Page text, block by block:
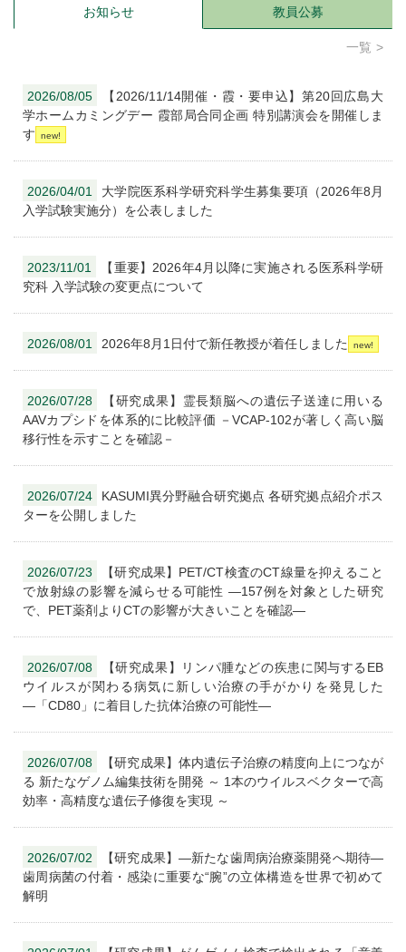
お知らせ 教員公募
一覧
2026/08/05
【2026/11/14開催・霞・要申込】第20回広島大
学ホームカミングデー 霞部局合同企画 特別講演会を開催しま
す
2026/04/01
大学院医系科学研究科学生募集要項（2026年8月
入学試験実施分）を公表しました
2023/11/01
【重要】2026年4月以降に実施される医系科学研
究科 入学試験の変更点について
2026/08/01 2026年8月1日付で新任教授が着任しました
2026/07/28
【研究成果】霊長類脳への遺伝子送達に用いる
AAVカプシドを体系的に比較評価 －VCAP-102が著しく高い脳
移行性を示すことを確認－
2026/07/24
KASUMI異分野融合研究拠点 各研究拠点紹介ポス
ターを公開しました
2026/07/23
【研究成果】PET/CT検査のCT線量を抑えること
で放射線の影響を減らせる可能性 ―157例を対象とした研究
で、PET薬剤よりCTの影響が大きいことを確認―
2026/07/08
【研究成果】リンパ腫などの疾患に関与するEB
ウイルスが関わる病気に新しい治療の手がかりを発見した
―「CD80」に着目した抗体治療の可能性―
2026/07/08
【研究成果】体内遺伝子治療の精度向上につなが
る 新たなゲノム編集技術を開発 ～ 1本のウイルスベクターで高
効率・高精度な遺伝子修復を実現 ～
2026/07/02
【研究成果】―新たな歯周病治療薬開発へ期待―
歯周病菌の付着・感染に重要な“腕”の立体構造を世界で初めて
解明